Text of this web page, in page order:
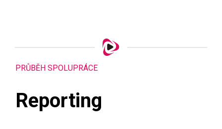
PRŮBĚH SPOLUPRÁCE
Reporting